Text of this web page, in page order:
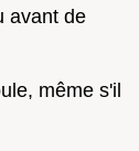
avant de
même s'il